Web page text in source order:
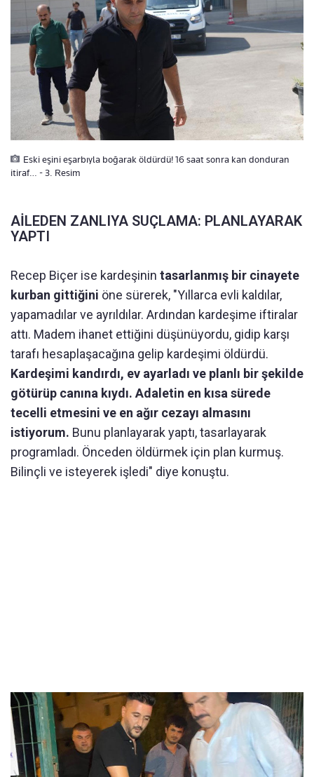
Eski eşini eşarbıyla boğarak öldürdü! 16 saat sonra kan donduran
itiraf… - 3. Resim
AİLEDEN ZANLIYA SUÇLAMA: PLANLAYARAK
YAPTI
Recep Biçer ise kardeşinin tasarlanmış bir cinayete
kurban gittiğini öne sürerek, "Yıllarca evli kaldılar,
yapamadılar ve ayrıldılar. Ardından kardeşime iftiralar
attı. Madem ihanet ettiğini düşünüyordu, gidip karşı
tarafı hesaplaşacağına gelip kardeşimi öldürdü.
Kardeşimi kandırdı, ev ayarladı ve planlı bir şekilde
götürüp canına kıydı. Adaletin en kısa sürede
tecelli etmesini ve en ağır cezayı almasını
istiyorum. Bunu planlayarak yaptı, tasarlayarak
programladı. Önceden öldürmek için plan kurmuş.
Bilinçli ve isteyerek işledi" diye konuştu.